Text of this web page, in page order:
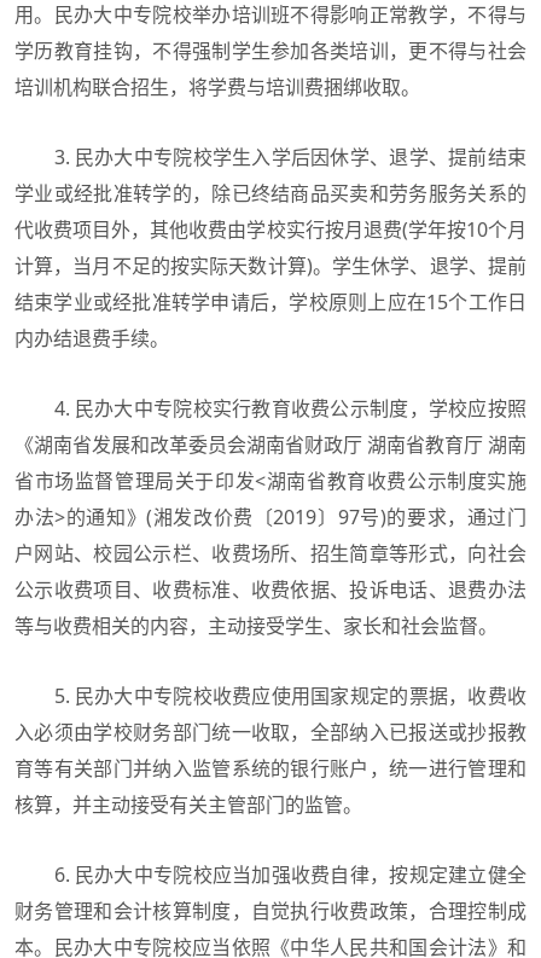
用。民办大中专院校举办培训班不得影响正常教学，不得与
学历教育挂钩，不得强制学生参加各类培训，更不得与社会
培训机构联合招生，将学费与培训费捆绑收取。
3. 民办大中专院校学生入学后因休学、退学、提前结束
学业或经批准转学的，除已终结商品买卖和劳务服务关系的
代收费项目外，其他收费由学校实行按月退费(学年按10个月
计算，当月不足的按实际天数计算)。学生休学、退学、提前
结束学业或经批准转学申请后，学校原则上应在15个工作日
内办结退费手续。
4. 民办大中专院校实行教育收费公示制度，学校应按照
《湖南省发展和改革委员会湖南省财政厅 湖南省教育厅 湖南
省市场监督管理局关于印发<湖南省教育收费公示制度实施
办法>的通知》(湘发改价费〔2019〕97号)的要求，通过门
户网站、校园公示栏、收费场所、招生简章等形式，向社会
公示收费项目、收费标准、收费依据、投诉电话、退费办法
等与收费相关的内容，主动接受学生、家长和社会监督。
5. 民办大中专院校收费应使用国家规定的票据，收费收
入必须由学校财务部门统一收取，全部纳入已报送或抄报教
育等有关部门并纳入监管系统的银行账户，统一进行管理和
核算，并主动接受有关主管部门的监管。
6. 民办大中专院校应当加强收费自律，按规定建立健全
财务管理和会计核算制度，自觉执行收费政策，合理控制成
本。民办大中专院校应当依照《中华人民共和国会计法》和